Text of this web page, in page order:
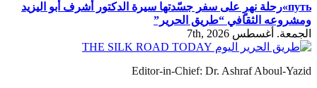
путь» رحلة نهرٍ على سفر جسّدتها سيرة الدكتور أشرف أبو اليزيد
ومشروعه الثقافي “طريق الحرير”
الجمعة. أغسطس 7th, 2026
Editor-in-Chief: Dr. Ashraf Aboul-Yazid